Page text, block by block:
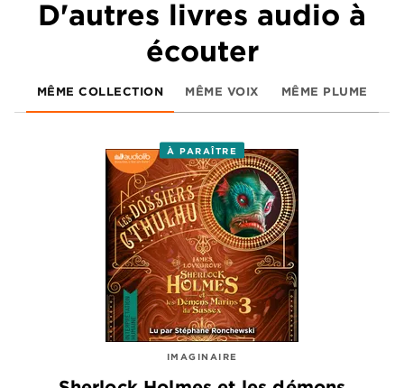
D'autres livres audio à
écouter
MÊME COLLECTION MÊME VOIX MÊME PLUME
À PARAÎTRE
IMAGINAIRE